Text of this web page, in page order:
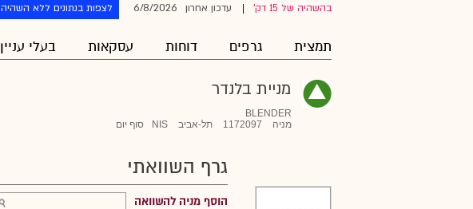
בהשהיה של 15 דק' עדכון אחרון 6/8/2026 לצפות בנתונים ללא השהיה
תמצית גרפים דוחות עסקאות בעלי עניין
מניית בלנדר
BLENDER
מניה
1172097 תל-אביב NIS סוף יום
גרף השוואתי
הוסף מניה להשוואה